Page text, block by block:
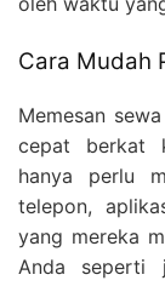
Cara Mudah
Memesan
cepat berkat
hanya perlu
telepon,
yang mereka
Anda seperti